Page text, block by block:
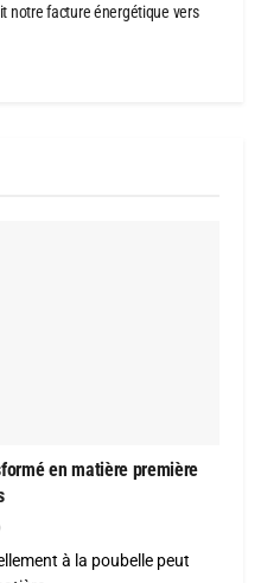
notre facture énergétique vers
en matière première
à la poubelle peut